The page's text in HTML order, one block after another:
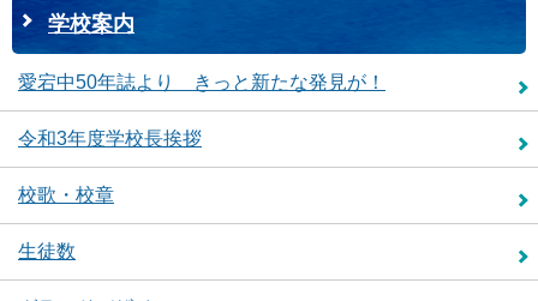
学校案内
愛宕中50年誌より きっと新たな発見が！
令和3年度学校長挨拶
校歌・校章
生徒数